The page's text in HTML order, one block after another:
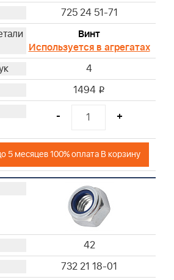
725 24 51-71
Винт
Используется в агрегатах
4
1494 i
- +
5 месяцев 100% оплата В корзину
42
732 21 18-01